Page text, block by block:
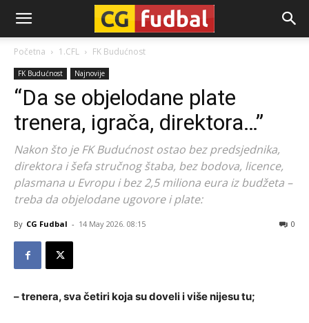
CG-
Fudbal
Početna 1.CFL FK Budućnost
FK Budućnost Najnovije
“Da se objelodane plate
trenera, igrača, direktora…”
Nakon što je FK Budućnost ostao bez predsjednika,
direktora i šefa stručnog štaba, bez bodova, licence,
plasmana u Evropu i bez 2,5 miliona eura iz budžeta –
treba da objelodane ugovore i plate:
By CG Fudbal - 14 May 2026. 08:15 0
– trenera, sva četiri koja su doveli i više nijesu tu;